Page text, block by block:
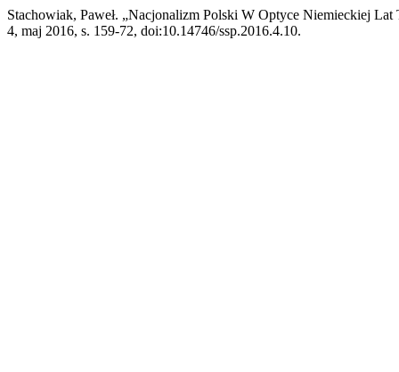
Stachowiak, Paweł. „Nacjonalizm Polski W Optyce Niemieckiej
4, maj 2016, s. 159-72, doi:10.14746/ssp.2016.4.10.